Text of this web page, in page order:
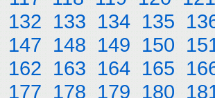
132 133 134 135
147 148 149 150
162 163 164 165
177 178 179 180